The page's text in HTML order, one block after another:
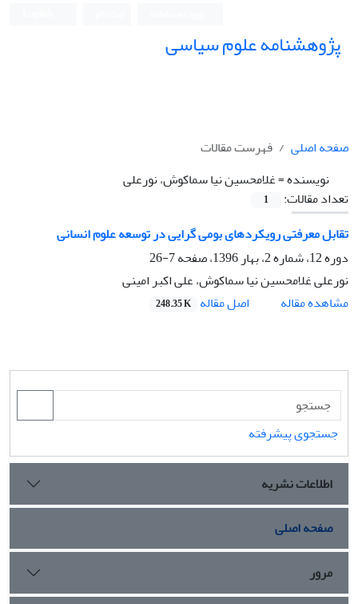
پژوهشنامه علوم سیاسی
صفحه اصلی
فهرست مقالات
نویسنده =غلامحسین نیا سماکوش، نورعلی
تعداد مقالات:
1
تقابل معرفتی رویکردهای بومی گرایی در توسعه علوم انسانی
دوره 12، شماره 2، بهار 1396، صفحه
7-26
نورعلی غلامحسین نیا سماکوش، علی اکبر امینی
مشاهده مقاله
اصل مقاله 248.35 K
جستجوی پیشرفته
اطلاعات نشریه
صفحه اصلی
مرور